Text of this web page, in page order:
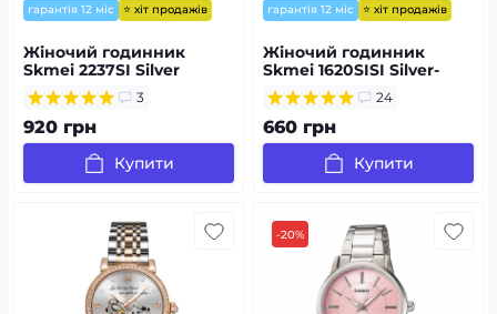
гарантія 12 міс ⭐ хіт продажів
Жіночий годинник
Skmei 2237SI Silver
3
920 грн
Купити
гарантія 12 міс ⭐ хіт продажів
Жіночий годинник
Skmei 1620SISI Silver-
Silver
24
660 грн
Купити
-20%